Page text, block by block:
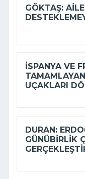
GÖKTAŞ:
İSPANYA VE
UÇAKLARI
DURAN:
GÜNÜBIRLIK